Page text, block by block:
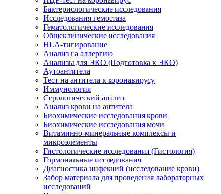
Бактериологические исследования
Исследования гемостаза
Гематологические исследования
Общеклинические исследования
HLA-типирование
Анализ на аллергию
Анализы для ЭКО (Подготовка к ЭКО)
Аутоантитела
Тест на антитела к коронавирусу
Иммунология
Серологический анализ
Анализ крови на антитела
Биохимические исследования крови
Биохимические исследования мочи
Витаминно-минеральные комплексы и
микроэлементы
Гистологические исследования (Гистология)
Гормональные исследования
Диагностика инфекций (исследование крови)
Забор материала для проведения лабораторных
исследований